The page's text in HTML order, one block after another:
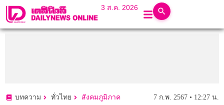
3 ส.ค. 2026
บทความ ทั่วไทย สังคมภูมิภาค 7 ก.พ. 2567 • 12:27 น.